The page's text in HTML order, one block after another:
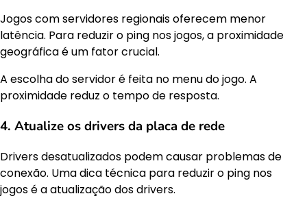
Jogos com servidores regionais oferecem menor
latência. Para reduzir o ping nos jogos, a proximidade
geográfica é um fator crucial.
A escolha do servidor é feita no menu do jogo. A
proximidade reduz o tempo de resposta.
4. Atualize os drivers da placa de rede
Drivers desatualizados podem causar problemas de
conexão. Uma dica técnica para reduzir o ping nos
jogos é a atualização dos drivers.